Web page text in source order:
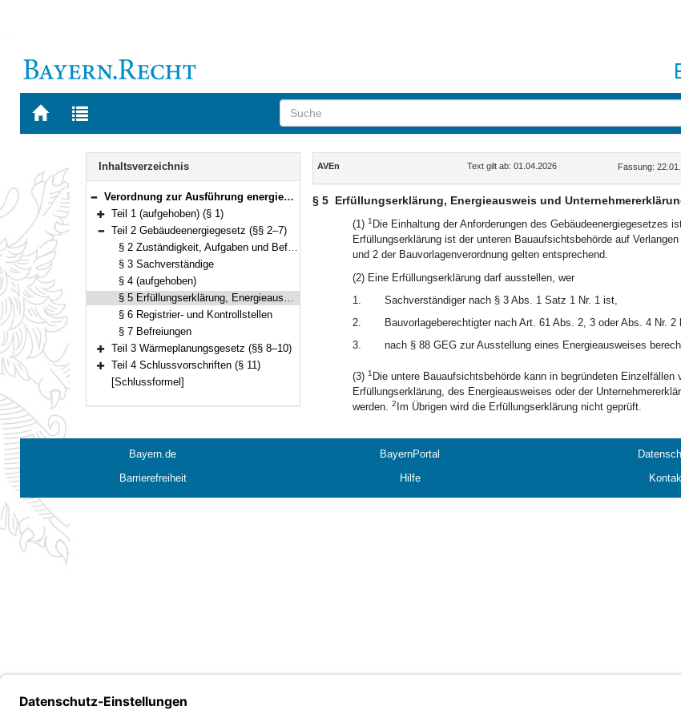
Zur
BAYERN.RECHT
Zur
letzten
Navigation
Inhaltsverzeichnis
Bereich reduzieren
Verordnung zur Ausführung energiewirtschaftlicher Vorschriften (AVEn) Vom 22. Januar 2002 (GVBl. S. 18) BayRS 754-4-1-W (§§ 1–11)
Bereich erweitern
Teil 1 (aufgehoben) (§ 1)
Bereich reduzieren
Teil 2 Gebäudeenergiegesetz (§§ 2–7)
§ 2 Zuständigkeit, Aufgaben und Befugnisse
§ 3 Sachverständige
§ 4 (aufgehoben)
§ 5 Erfüllungserklärung, Energieausweis und Unternehmererklärung
§ 6 Registrier- und Kontrollstellen
§ 7 Befreiungen
Bereich erweitern
Teil 3 Wärmeplanungsgesetz (§§ 8–10)
Bereich erweitern
Teil 4 Schlussvorschriften (§ 11)
[Schlussformel]
Inhalt
AVEn Text gilt ab: 01.04.2026 Fassung:
§ 5 Erfüllungserklärung, Energieausweis und
(1) 1 Die Einhaltung der Anforderungen des Gebäudeenergiegesetzes
Erfüllungserklärung ist der unteren Bauaufsichtsbehörde auf
und 2 der Bauvorlagenverordnung gelten entsprechend.
(2) Eine Erfüllungserklärung darf ausstellen, wer
1.
Sachverständiger nach § 3 Abs. 1 Satz 1 Nr. 1 ist,
2.
Bauvorlageberechtigter nach Art. 61 Abs. 2, 3 oder Abs. 4 Nr.
3.
nach § 88 GEG zur Ausstellung eines Energieausweises
(3) 1 Die untere Bauaufsichtsbehörde kann in begründeten
Erfüllungserklärung, des Energieausweises oder der
werden. 2 Im Übrigen wird die Erfüllungserklärung nicht geprüft.
Bayern.de BayernPortal
Barrierefreiheit
Hilfe